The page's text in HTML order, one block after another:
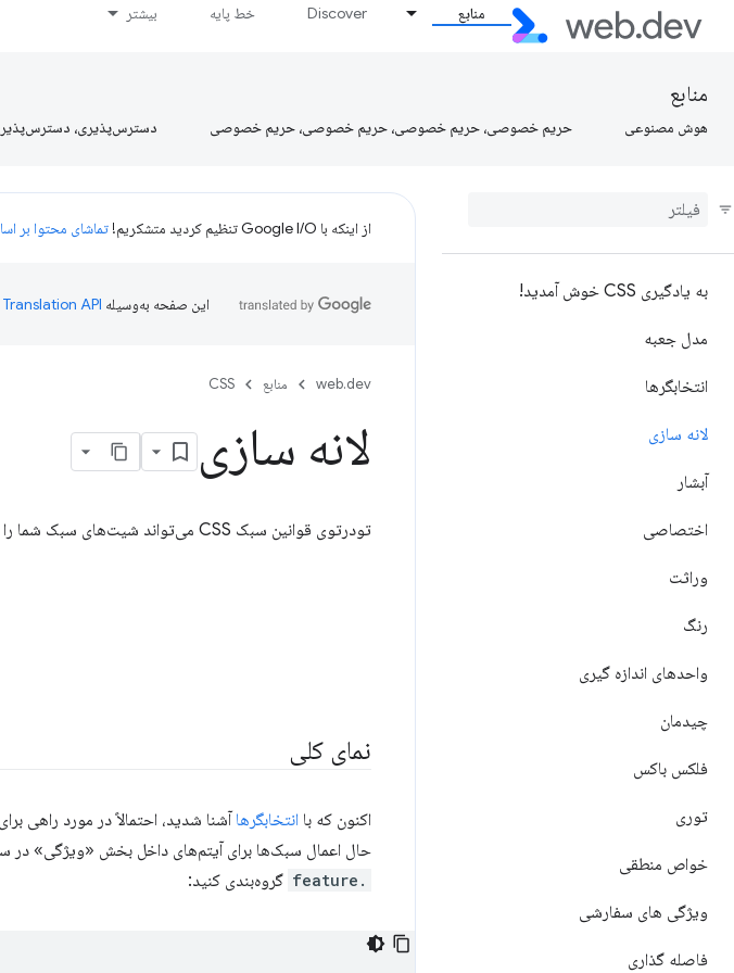
منابع Discover خط پایه بیشتر
منابع
هوش مصنوعی حریم خصوصی، حریم خصوصی، حریم خصوصی، حریم خصوصی دسترس‌پذیری،
به یادگیری CSS خوش آمدید!
مدل جعبه
انتخابگرها
لانه سازی
آبشار
اختصاصی
وراثت
رنگ
واحدهای اندازه گیری
چیدمان
فلکس باکس
توری
خواص منطقی
ویژگی های سفارشی
فاصله گذاری
از اینکه با Google I/O تنظیم کردید متشکریم! تماشای محتوا بر
این صفحه به‌وسیله
web.dev منابع CSS
لانه سازی
تودرتوی قوانین سبک CSS می‌تواند شیت‌های سبک شما را سازماندهی‌تر، خواندن آسان‌تر و قابل نگهداری‌تر کند.
نمای کلی
اکنون که با انتخابگرها آشنا شدید، احتمالاً در مورد راهی
حال اعمال سبک‌ها برای آیتم‌های داخل بخش «ویژگی» در
.feature گروه‌بندی کنید: